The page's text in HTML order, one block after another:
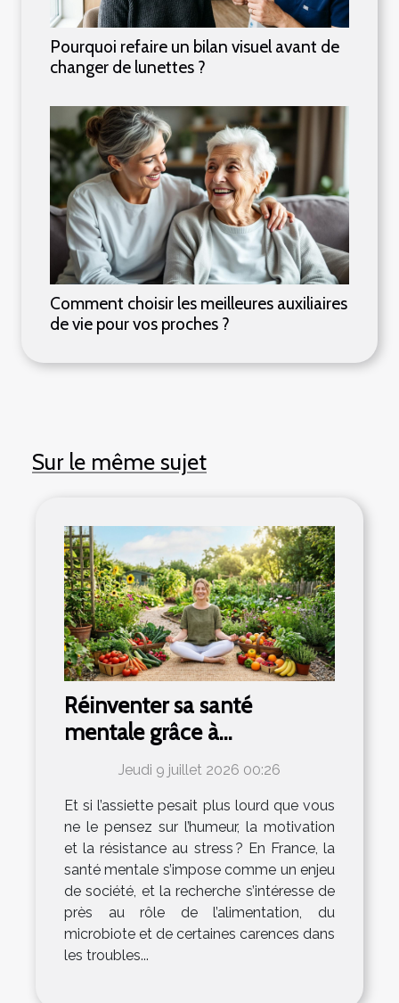
Pourquoi refaire un bilan visuel avant de
changer de lunettes ?
Comment choisir les meilleures auxiliaires
de vie pour vos proches ?
Sur le même sujet
Réinventer sa santé
mentale grâce à
l’alimentation naturelle
Jeudi 9 juillet 2026 00:26
Et si l’assiette pesait plus lourd que vous
ne le pensez sur l’humeur, la motivation
et la résistance au stress ? En France, la
santé mentale s’impose comme un enjeu
de société, et la recherche s’intéresse de
près au rôle de l’alimentation, du
microbiote et de certaines carences dans
les troubles...